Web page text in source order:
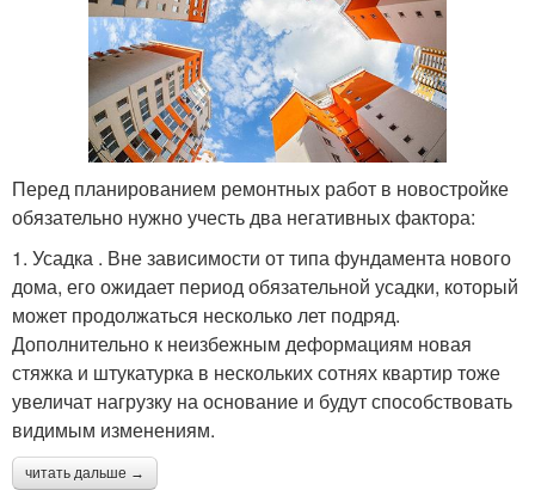
Перед планированием ремонтных работ в новостройке
обязательно нужно учесть два негативных фактора:
1. Усадка . Вне зависимости от типа фундамента нового
дома, его ожидает период обязательной усадки, который
может продолжаться несколько лет подряд.
Дополнительно к неизбежным деформациям новая
стяжка и штукатурка в нескольких сотнях квартир тоже
увеличат нагрузку на основание и будут способствовать
видимым изменениям.
читать дальше →